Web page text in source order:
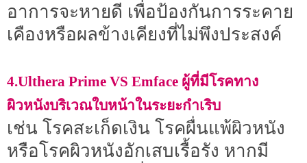
อาการจะหายดี เพื่อป้องกันการระคาย
เคืองหรือผลข้างเคียงที่ไม่พึงประสงค์
4.Ulthera Prime VS Emface ผู้ที่มีโรคทาง
ผิวหนังบริเวณใบหน้าในระยะกำเริบ
เช่น โรคสะเก็ดเงิน โรคผื่นแพ้ผิวหนัง
หรือโรคผิวหนังอักเสบเรื้อรัง หากมี